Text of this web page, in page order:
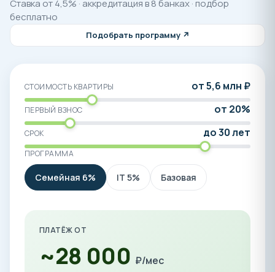
Ставка от 4,5% · аккредитация в 8 банках · подбор
бесплатно
Подобрать программу ↗
СТОИМОСТЬ КВАРТИРЫ от 5,6 млн ₽
ПЕРВЫЙ ВЗНОС от 20%
СРОК до 30 лет
ПРОГРАММА
Семейная 6% IT 5% Базовая
ПЛАТЁЖ ОТ
~28 000 ₽/мес